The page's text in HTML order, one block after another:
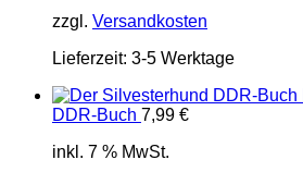
zzgl. Versandkosten
Lieferzeit: 3-5 Werktage
DDR-Buch 7,99 €
inkl. 7 % MwSt.